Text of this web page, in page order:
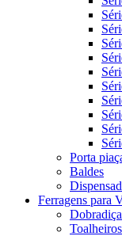
Porta
Baldes
Ferragens para